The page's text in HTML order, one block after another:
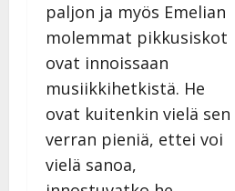
paljon ja myös Emelian
molemmat pikkusiskot
ovat innoissaan
musiikkihetkistä. He
ovat kuitenkin vielä sen
verran pieniä, ettei voi
vielä sanoa,